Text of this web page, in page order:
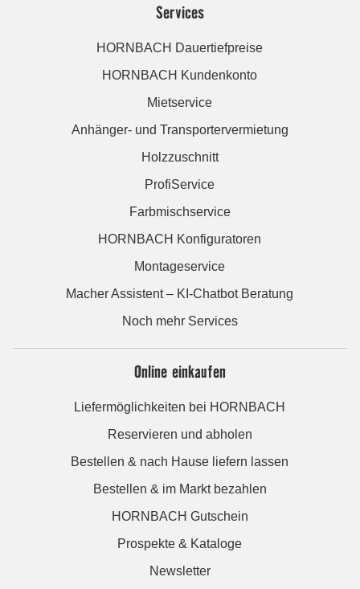
Services
HORNBACH Dauertiefpreise
HORNBACH Kundenkonto
Mietservice
Anhänger- und Transportervermietung
Holzzuschnitt
ProfiService
Farbmischservice
HORNBACH Konfiguratoren
Montageservice
Macher Assistent – KI-Chatbot Beratung
Noch mehr Services
Online einkaufen
Liefermöglichkeiten bei HORNBACH
Reservieren und abholen
Bestellen & nach Hause liefern lassen
Bestellen & im Markt bezahlen
HORNBACH Gutschein
Prospekte & Kataloge
Newsletter